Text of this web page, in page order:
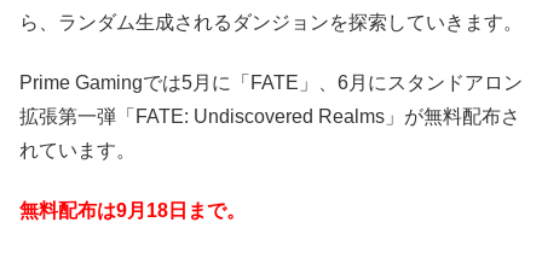
ら、ランダム生成されるダンジョンを探索していきます。
Prime Gamingでは5月に「FATE」、6月にスタンドアロン
拡張第一弾「FATE: Undiscovered Realms」が無料配布さ
れています。
無料配布は9月18日 まで。